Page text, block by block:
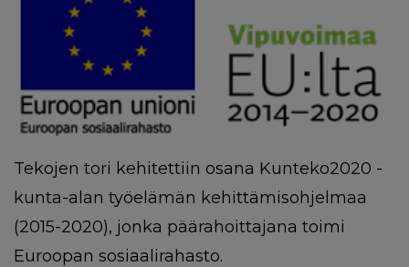
Tekojen tori kehitettiin osana Kunteko2020 -
kunta-alan työelämän kehittämisohjelmaa
(2015-2020), jonka päärahoittajana toimi
Euroopan sosiaalirahasto.